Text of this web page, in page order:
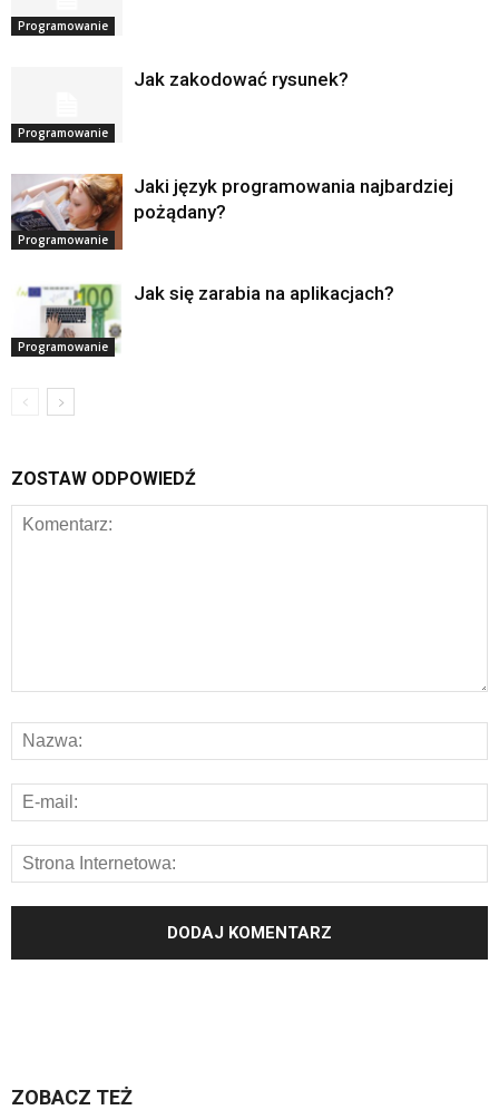
Programowanie
Programowanie
Jak zakodować rysunek?
Programowanie
Jaki język programowania najbardziej
pożądany?
Programowanie
Jak się zarabia na aplikacjach?
ZOSTAW ODPOWIEDŹ
ZOBACZ TEŻ